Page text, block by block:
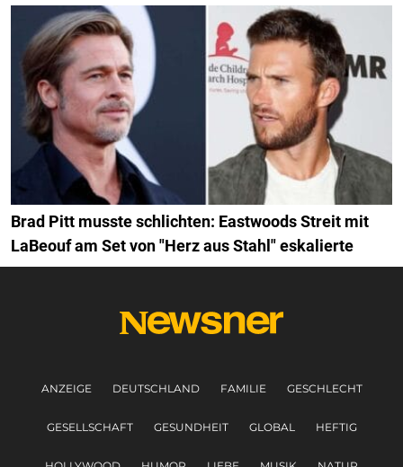
Brad Pitt musste schlichten: Eastwoods Streit mit
LaBeouf am Set von "Herz aus Stahl" eskalierte
ANZEIGE DEUTSCHLAND FAMILIE GESCHLECHT
GESELLSCHAFT GESUNDHEIT GLOBAL HEFTIG